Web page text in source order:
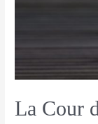
La Cour